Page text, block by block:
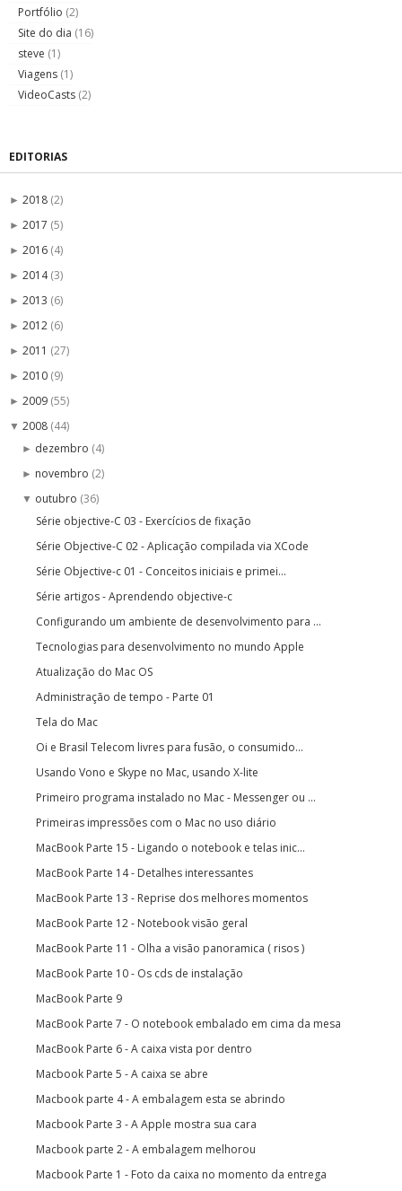
Portfólio (2)
Site do dia (16)
steve (1)
Viagens (1)
VideoCasts (2)
EDITORIAS
► 2018 (2)
► 2017 (5)
► 2016 (4)
► 2014(3)
► 2013 (6)
► 2012 (6)
► 2011 (27)
► 2010 (9)
► 2009 (55)
▼ 2008 (44)
► dezembro (4)
► novembro (2)
▼ outubro (36)
Série objective-C 03 - Exercícios de fixação
Série Objective-C 02 - Aplicação compilada via XCode
Série Objective-c 01 - Conceitos iniciais e primei...
Série artigos - Aprendendo objective-c
Configurando um ambiente de desenvolvimento para ...
Tecnologias para desenvolvimento no mundo Apple
Atualização do Mac OS
Administração de tempo - Parte 01
Tela do Mac
Oi e Brasil Telecom livres para fusão, o consumido...
Usando Vono e Skype no Mac, usando X-lite
Primeiro programa instalado no Mac - Messenger ou ...
Primeiras impressões com o Mac no uso diário
MacBook Parte 15 - Ligando o notebook e telas inic...
MacBook Parte 14 - Detalhes interessantes
MacBook Parte 13 - Reprise dos melhores momentos
MacBook Parte 12 - Notebook visão geral
MacBook Parte 11 - Olha a visão panoramica ( risos )
MacBook Parte 10 - Os cds de instalação
MacBook Parte 9
MacBook Parte 7 - O notebook embalado em cima da mesa
MacBook Parte 6 - A caixa vista por dentro
Macbook Parte 5 - A caixa se abre
Macbook parte 4 - A embalagem esta se abrindo
Macbook Parte 3 - A Apple mostra sua cara
Macbook parte 2 - A embalagem melhorou
Macbook Parte 1 - Foto da caixa no momento da entrega